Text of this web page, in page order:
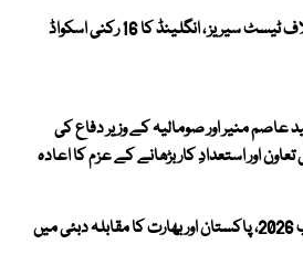
پاکستان کیخلاف ٹیسٹ سیریز ، انگلینڈ کا 16 رکنی اسکواڈ
عاصم منیر اور صومالیہ کے وزیر دفاع کی
اور استعدادِ کار بڑھانے کے عزم کا اعادہ
ویمنز ایشیا کپ 2026، پاکستان اور بھارت کا مقابلہ دبئی میں